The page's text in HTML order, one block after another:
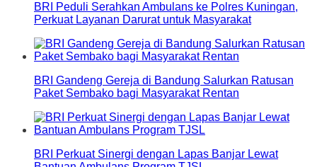
BRI Peduli Serahkan Ambulans ke Polres Kuningan,
Perkuat Layanan Darurat untuk Masyarakat
BRI Gandeng Gereja di Bandung Salurkan Ratusan
Paket Sembako bagi Masyarakat Rentan
BRI Perkuat Sinergi dengan Lapas Banjar Lewat